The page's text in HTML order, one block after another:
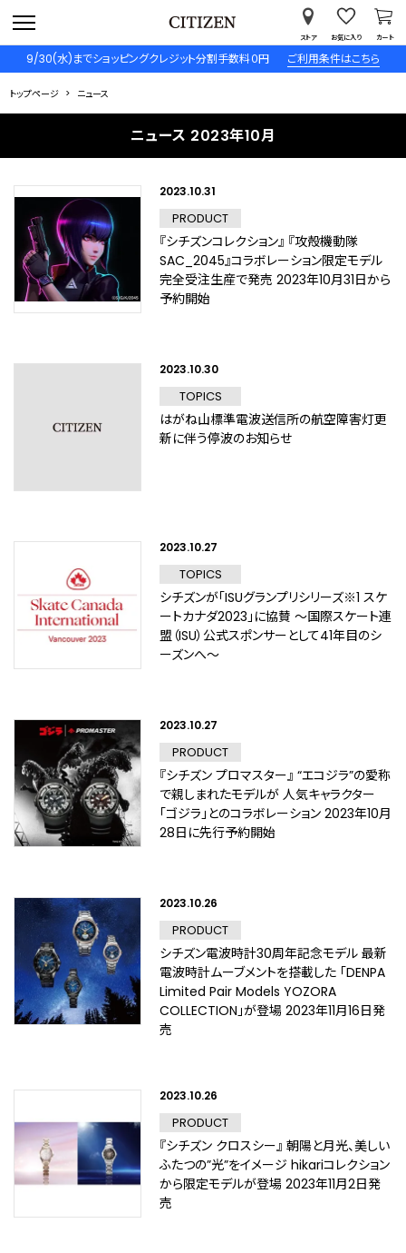
9/30(水)までショッピングクレジット分割手数料０円 ご利用条件はこちら
ストア お気に入り カート
トップページ ニュース
ニュース 2023年10月
2023.10.31
PRODUCT
『シチズンコレクション』 『攻殻機動隊
SAC_2045』コラボレーション限定モデル
完全受注生産で発売 2023年10月31日から
予約開始
2023.10.30
TOPICS
はがね山標準電波送信所の航空障害灯更
新に伴う停波のお知らせ
2023.10.27
TOPICS
シチズンが「ISUグランプリシリーズ※1 スケ
ートカナダ2023」に協賛 ～国際スケート連
盟（ISU）公式スポンサーとして41年目のシ
ーズンへ～
2023.10.27
PRODUCT
『シチズン プロマスター』 “エコジラ”の愛称
で親しまれたモデルが 人気キャラクター
「ゴジラ」とのコラボレーション 2023年10月
28日に先行予約開始
2023.10.26
PRODUCT
シチズン電波時計30周年記念モデル 最新
電波時計ムーブメントを搭載した 「DENPA
Limited Pair Models YOZORA
COLLECTION」が登場 2023年11月16日発
売
2023.10.26
PRODUCT
『シチズン クロスシー』 朝陽と月光、美しい
ふたつの”光”をイメージ hikariコレクション
から限定モデルが登場 2023年11月2日発
売